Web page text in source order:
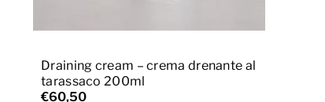
Draining cream – crema drenante al
tarassaco 200ml
€60,50
Aggiungi al carrello